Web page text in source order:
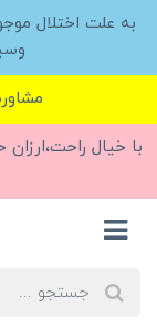
به علت اختلال
مشاوره
با خیال